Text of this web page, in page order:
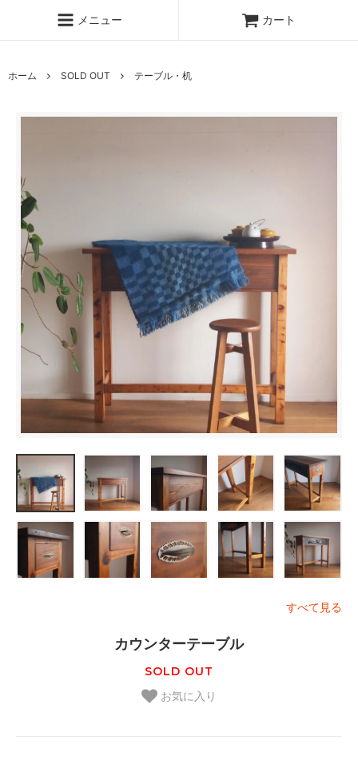
メニュー カート
ホーム SOLD OUT テーブル・机
すべて見る
カウンターテーブル
SOLD OUT
お気に入り